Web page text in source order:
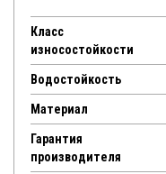
Класс
износостойкости
Водостойкость
Материал
Гарантия
производителя